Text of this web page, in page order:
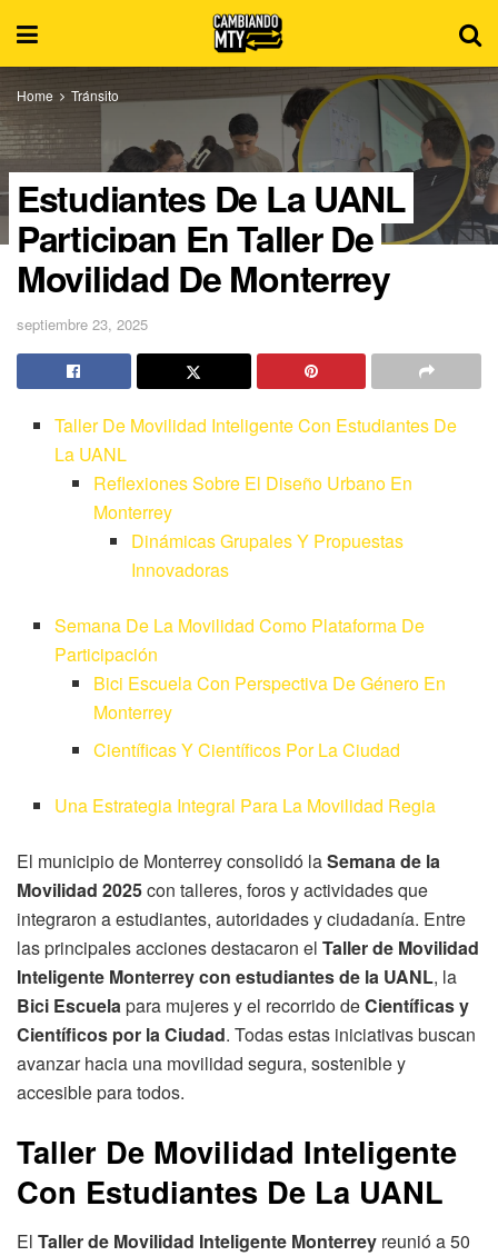
Home Tránsito
Estudiantes De La UANL
Participan En Taller De
Movilidad De Monterrey
septiembre 23, 2025
Taller De Movilidad Inteligente Con Estudiantes De
La UANL
Reflexiones Sobre El Diseño Urbano En
Monterrey
Dinámicas Grupales Y Propuestas
Innovadoras
Semana De La Movilidad Como Plataforma De
Participación
Bici Escuela Con Perspectiva De Género En
Monterrey
Científicas Y Científicos Por La Ciudad
Una Estrategia Integral Para La Movilidad Regia
El municipio de Monterrey consolidó laSemana de la
Movilidad 2025con talleres, foros y actividades que
integraron a estudiantes, autoridades y ciudadanía. Entre
las principales acciones destacaron el Taller de Movilidad
Inteligente Monterrey con estudiantes de la UANL, la
Bici Escuelapara mujeres y el recorrido deCientíficas y
Científicos por la Ciudad. Todas estas iniciativas buscan
avanzar hacia una movilidad segura, sostenible y
accesible para todos.
Taller De Movilidad Inteligente
Con Estudiantes De La UANL
El Taller de Movilidad Inteligente Monterrey reunió a 50